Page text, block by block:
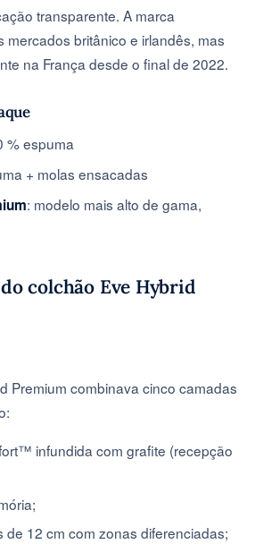
transparente. A marca
mercados britânico e irlandês, mas
na França desde o final de 2022.
% espuma
+ molas ensacadas
: modelo mais alto de gama,
colchão Eve Hybrid
Premium combinava cinco camadas
infundida com grafite (recepção
de 12 cm com zonas diferenciadas;